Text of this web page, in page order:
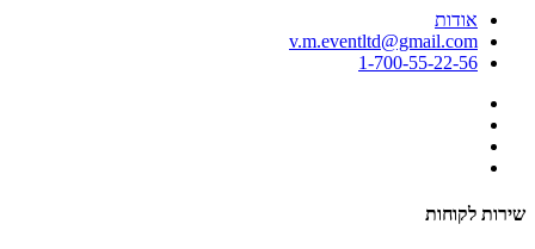
אודות
v.m.eventltd@gmail.com
1-700-55-22-56
שירות לקוחות